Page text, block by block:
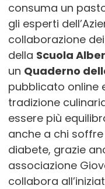
consuma un
gli esperti
collaborazione
della Scuola
un Quaderno
pubblicato online
tradizione
essere più
anche a chi
diabete, grazie
associazione
collabora